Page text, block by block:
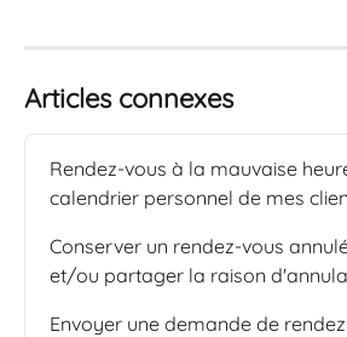
Articles connexes
Rendez-vous à la mauvaise
calendrier personnel de mes
Conserver un rendez-vous
et/ou partager la raison
Envoyer une demande de